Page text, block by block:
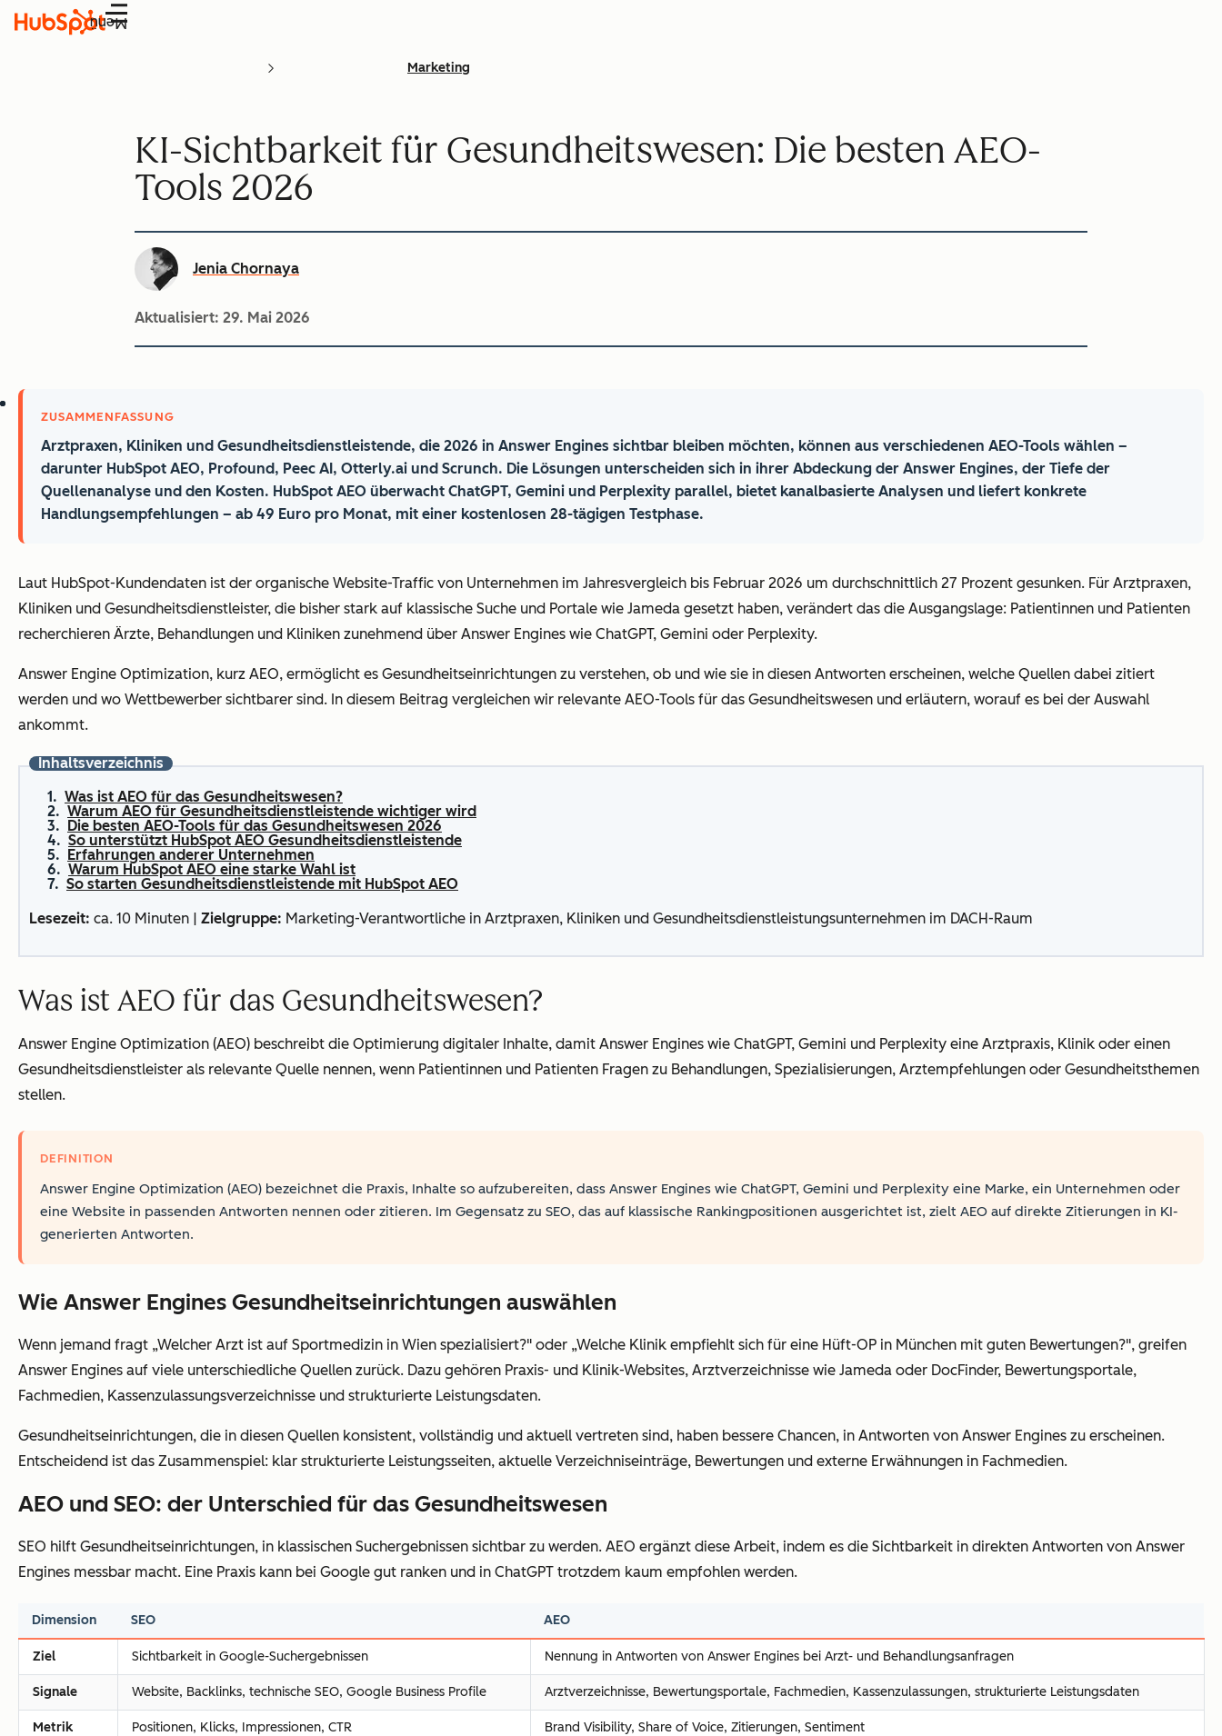
Menü
Marketing
KI-Sichtbarkeit für Gesundheitswesen: Die besten AEO-
Tools 2026
Jenia Chornaya
Aktualisiert: 29. Mai 2026
ZUSAMMENFASSUNG
Arztpraxen, Kliniken und Gesundheitsdienstleistende, die 2026 in Answer Engines sichtbar bleiben möchten, können aus verschiedenen AEO-Tools wählen –
darunter HubSpot AEO, Profound, Peec AI, Otterly.ai und Scrunch. Die Lösungen unterscheiden sich in ihrer Abdeckung der Answer Engines, der Tiefe der
Quellenanalyse und den Kosten. HubSpot AEO überwacht ChatGPT, Gemini und Perplexity parallel, bietet kanalbasierte Analysen und liefert konkrete
Handlungsempfehlungen – ab 49 Euro pro Monat, mit einer kostenlosen 28-tägigen Testphase.
Laut HubSpot-Kundendaten ist der organische Website-Traffic von Unternehmen im Jahresvergleich bis Februar 2026 um durchschnittlich 27 Prozent gesunken. Für Arztpraxen,
Kliniken und Gesundheitsdienstleister, die bisher stark auf klassische Suche und Portale wie Jameda gesetzt haben, verändert das die Ausgangslage: Patientinnen und Patienten
recherchieren Ärzte, Behandlungen und Kliniken zunehmend über Answer Engines wie ChatGPT, Gemini oder Perplexity.
Answer Engine Optimization, kurz AEO, ermöglicht es Gesundheitseinrichtungen zu verstehen, ob und wie sie in diesen Antworten erscheinen, welche Quellen dabei zitiert
werden und wo Wettbewerber sichtbarer sind. In diesem Beitrag vergleichen wir relevante AEO-Tools für das Gesundheitswesen und erläutern, worauf es bei der Auswahl
ankommt.
Inhaltsverzeichnis
Was ist AEO für das Gesundheitswesen?
Warum AEO für Gesundheitsdienstleistende wichtiger wird
Die besten AEO-Tools für das Gesundheitswesen 2026
So unterstützt HubSpot AEO Gesundheitsdienstleistende
Erfahrungen anderer Unternehmen
Warum HubSpot AEO eine starke Wahl ist
So starten Gesundheitsdienstleistende mit HubSpot AEO
Lesezeit: ca. 10 Minuten | Zielgruppe: Marketing-Verantwortliche in Arztpraxen, Kliniken und Gesundheitsdienstleistungsunternehmen im DACH-Raum
Was ist AEO für das Gesundheitswesen?
Answer Engine Optimization (AEO) beschreibt die Optimierung digitaler Inhalte, damit Answer Engines wie ChatGPT, Gemini und Perplexity eine Arztpraxis, Klinik oder einen
Gesundheitsdienstleister als relevante Quelle nennen, wenn Patientinnen und Patienten Fragen zu Behandlungen, Spezialisierungen, Arztempfehlungen oder Gesundheitsthemen
stellen.
DEFINITION
Answer Engine Optimization (AEO) bezeichnet die Praxis, Inhalte so aufzubereiten, dass Answer Engines wie ChatGPT, Gemini und Perplexity eine Marke, ein Unternehmen oder
eine Website in passenden Antworten nennen oder zitieren. Im Gegensatz zu SEO, das auf klassische Rankingpositionen ausgerichtet ist, zielt AEO auf direkte Zitierungen in KI-
generierten Antworten.
Wie Answer Engines Gesundheitseinrichtungen auswählen
Wenn jemand fragt „Welcher Arzt ist auf Sportmedizin in Wien spezialisiert?" oder „Welche Klinik empfiehlt sich für eine Hüft-OP in München mit guten Bewertungen?", greifen
Answer Engines auf viele unterschiedliche Quellen zurück. Dazu gehören Praxis- und Klinik-Websites, Arztverzeichnisse wie Jameda oder DocFinder, Bewertungsportale,
Fachmedien, Kassenzulassungsverzeichnisse und strukturierte Leistungsdaten.
Gesundheitseinrichtungen, die in diesen Quellen konsistent, vollständig und aktuell vertreten sind, haben bessere Chancen, in Antworten von Answer Engines zu erscheinen.
Entscheidend ist das Zusammenspiel: klar strukturierte Leistungsseiten, aktuelle Verzeichniseinträge, Bewertungen und externe Erwähnungen in Fachmedien.
AEO und SEO: der Unterschied für das Gesundheitswesen
SEO hilft Gesundheitseinrichtungen, in klassischen Suchergebnissen sichtbar zu werden. AEO ergänzt diese Arbeit, indem es die Sichtbarkeit in direkten Antworten von Answer
Engines messbar macht. Eine Praxis kann bei Google gut ranken und in ChatGPT trotzdem kaum empfohlen werden.
Dimension SEO AEO
Ziel Sichtbarkeit in Google-Suchergebnissen Nennung in Antworten von Answer Engines bei Arzt- und Behandlungsanfragen
Signale Website, Backlinks, technische SEO, Google Business Profile Arztverzeichnisse, Bewertungsportale, Fachmedien, Kassenzulassungen, strukturierte Leistungsdaten
Metrik Positionen, Klicks, Impressionen, CTR Brand Visibility, Share of Voice, Zitierungen, Sentiment